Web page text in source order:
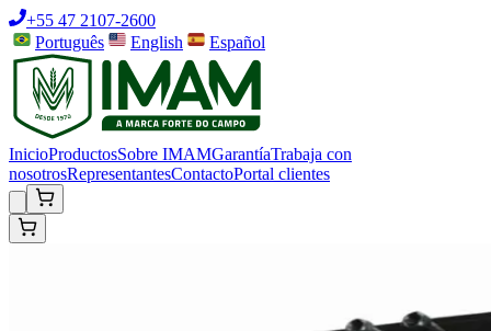
+55 47 2107-2600
Português
English Español
InicioProductosSobre IMAMGarantíaTrabaja con
nosotrosRepresentantesContactoPortal clientes